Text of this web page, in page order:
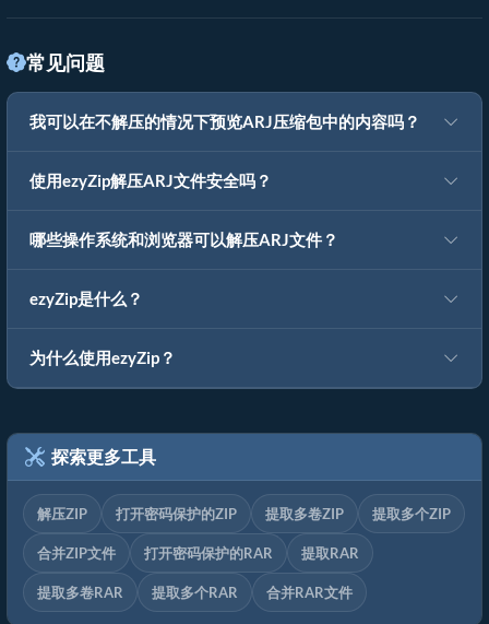
常见问题
我可以在不解压的情况下预览ARJ压缩包中的内容吗？
使用ezyZip解压ARJ文件安全吗？
哪些操作系统和浏览器可以解压ARJ文件？
ezyZip是什么？
为什么使用ezyZip？
探索更多工具
解压ZIP 打开密码保护的ZIP 提取多卷ZIP 提取多个ZIP
合并ZIP文件 打开密码保护的RAR 提取RAR
提取多卷RAR 提取多个RAR 合并RAR文件